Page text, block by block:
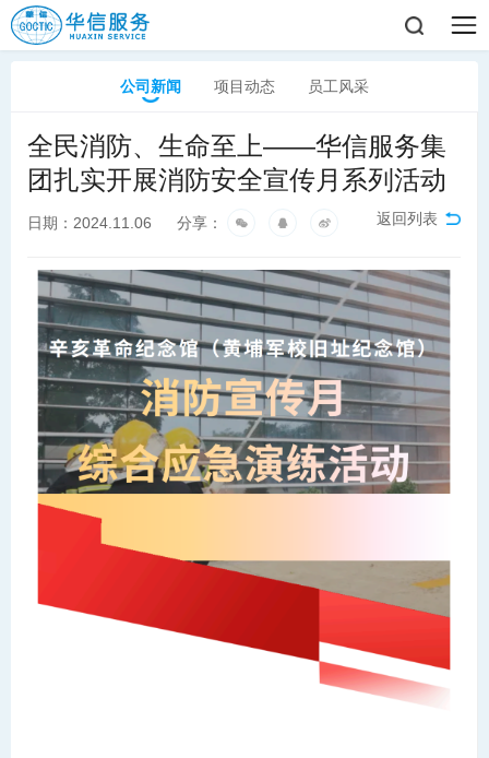
公司新闻 项目动态 员工风采
全民消防、生命至上——华信服务集
团扎实开展消防安全宣传月系列活动
日期：2024.11.06 分享： 返回列表